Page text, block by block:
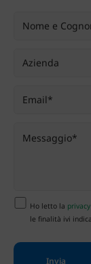
Ho letto la
le finalità ivi